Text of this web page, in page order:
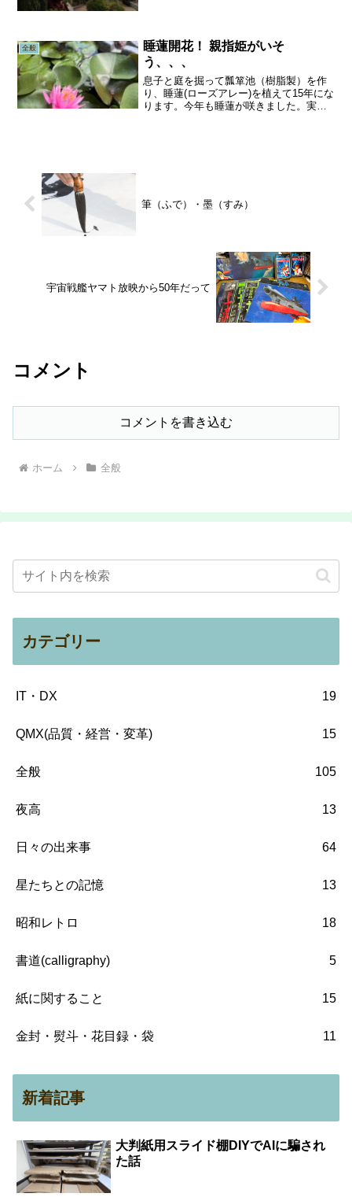
密」（1...
全般
睡蓮開花！ 親指姫がいそ
う、、、
息子と庭を掘って瓢箪池（樹脂製）を作
り、睡蓮(ローズアレー)を植えて15年にな
ります。今年も睡蓮が咲きました。実は
筆（ふで）・墨（すみ）
宇宙戦艦ヤマト放映から50年だって
コメント
コメントを書き込む
ホーム 全般
カテゴリー
IT・DX 19
QMX(品質・経営・変革) 15
全般 105
夜高 13
日々の出来事 64
星たちとの記憶 13
昭和レトロ 18
書道(calligraphy) 5
紙に関すること 15
金封・熨斗・花目録・袋 11
新着記事
大判紙用スライド棚DIYでAIに騙され
た話